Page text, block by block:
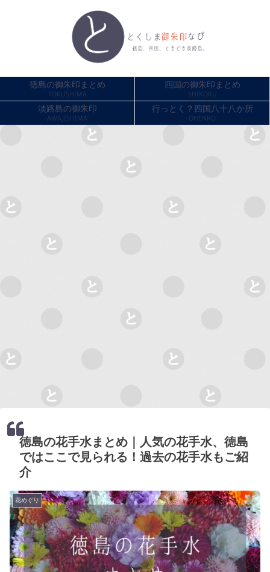
徳島の御朱印まとめ
TOKUSHIMA
四国の御朱印まとめ
SHIKOKU
淡路島の御朱印
AWAJISHIMA
行っとく？四国八十八か所
OHENRO
徳島の花手水まとめ｜人気の花手水、徳島
ではここで見られる！過去の花手水もご紹
介
花めぐり